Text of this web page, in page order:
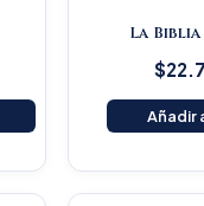
La
$
Añadir